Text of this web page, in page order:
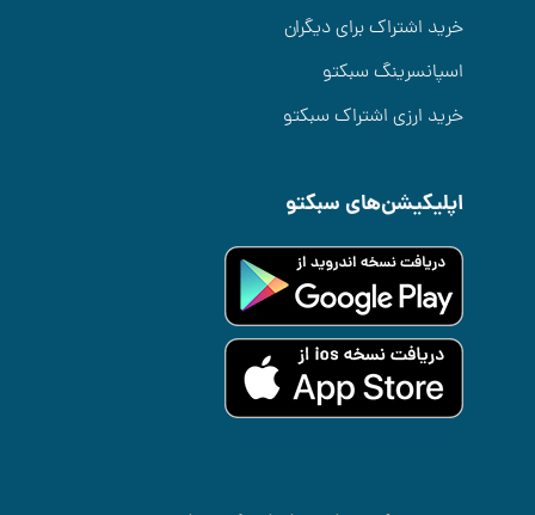
خرید اشتراک برای دیگران
اسپانسرینگ سبکتو
خرید ارزی اشتراک سبکتو
اپلیکیشن‌های سبکتو